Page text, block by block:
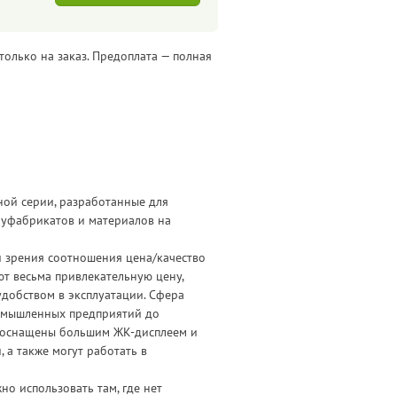
на заказ. Предоплата — полная
серии, разработанные для
и материалов на
соотношения цена/качество
весьма привлекательную цену,
в эксплуатации. Сфера
предприятий до
оснащены большим ЖК-дисплеем и
также могут работать в
использовать там, где нет